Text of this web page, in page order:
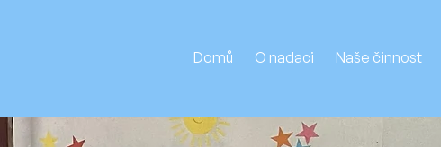
Domů O nadaci Naše činnost